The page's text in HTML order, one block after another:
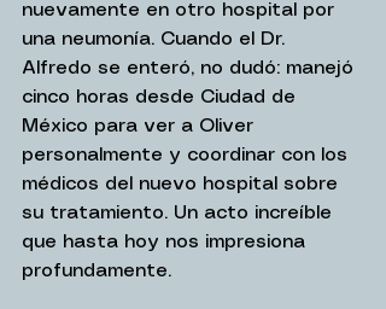
nuevamente en otro hospital por
una neumonía. Cuando el Dr.
Alfredo se enteró, no dudó: manejó
cinco horas desde Ciudad de
México para ver a Oliver
personalmente y coordinar con los
médicos del nuevo hospital sobre
su tratamiento. Un acto increíble
que hasta hoy nos impresiona
profundamente.